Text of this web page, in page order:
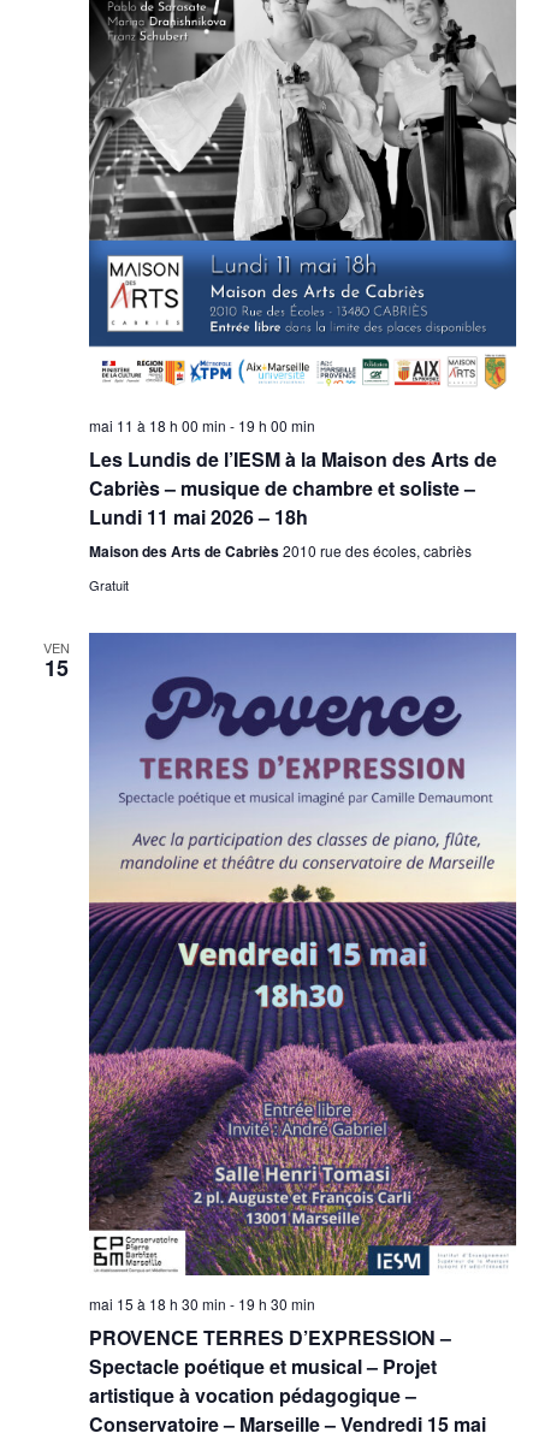
mai 11 à 18 h 00 min - 19 h 00 min
Les Lundis de l’IESM à la Maison des Arts de
Cabriès – musique de chambre et soliste –
Lundi 11 mai 2026 – 18h
Maison des Arts de Cabriès2010 rue des écoles, cabriès
Gratuit
VEN
15
mai 15 à 18 h 30 min - 19 h 30 min
PROVENCE TERRES D’EXPRESSION –
Spectacle poétique et musical – Projet
artistique à vocation pédagogique –
Conservatoire – Marseille – Vendredi 15 mai